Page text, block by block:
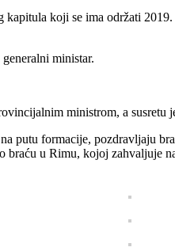
koji se ima održati 2019.
ministar.
ministrom, a susretu
putu formacije, pozdravljaju
u Rimu, kojoj zahvaljuje